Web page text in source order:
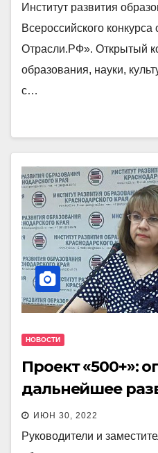
Институт развития
Всероссийского
Отрасли.РФ». Открытый
образования, науки,
с…
НОВОСТИ
Проект «500+»:
дальнейшее
ИЮН 30, 2022
Руководители и